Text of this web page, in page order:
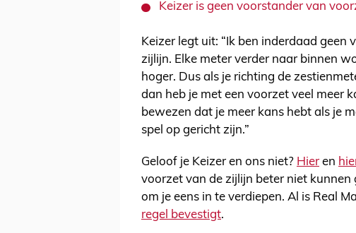
Keizer is geen voorstander van
Keizer legt uit: “Ik ben inderdaad
zijlijn. Elke meter verder naar binnen
hoger. Dus als je richting de
dan heb je met een voorzet veel meer
bewezen dat je meer kans hebt als je
spel op gericht zijn.”
Geloof je Keizer en ons niet? Hier en
voorzet van de zijlijn beter niet
om je eens in te verdiepen. Al is Real
regel bevestigt.